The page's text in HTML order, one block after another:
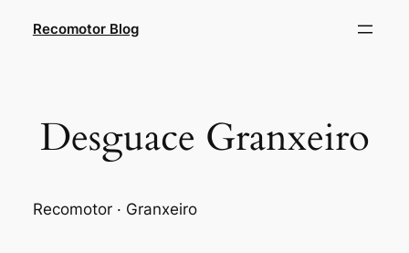
Recomotor Blog
Desguace Granxeiro
Recomotor · Granxeiro